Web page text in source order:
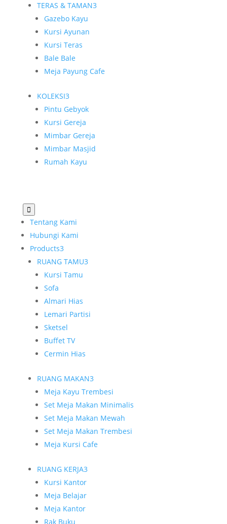
TERAS & TAMAN3
Gazebo Kayu
Kursi Ayunan
Kursi Teras
Bale Bale
Meja Payung Cafe
KOLEKSI3
Pintu Gebyok
Kursi Gereja
Mimbar Gereja
Mimbar Masjid
Rumah Kayu

Tentang Kami
Hubungi Kami
Products3
RUANG TAMU3
Kursi Tamu
Sofa
Almari Hias
Lemari Partisi
Sketsel
Buffet TV
Cermin Hias
RUANG MAKAN3
Meja Kayu Trembesi
Set Meja Makan Minimalis
Set Meja Makan Mewah
Set Meja Makan Trembesi
Meja Kursi Cafe
RUANG KERJA3
Kursi Kantor
Meja Belajar
Meja Kantor
Rak Buku